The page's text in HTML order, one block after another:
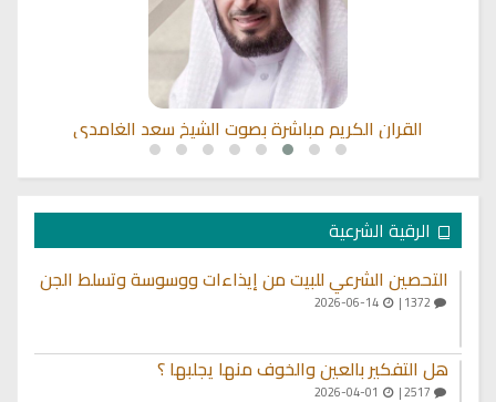
القران الكريم مباشرة بصوت الشيخ سعد الغامدي
الرقية الشرعية
التحصين الشرعي للبيت من إيذاءات ووسوسة وتسلط الجن
2026-06-14
هل التفكير بالعين والخوف منها يجلبها ؟